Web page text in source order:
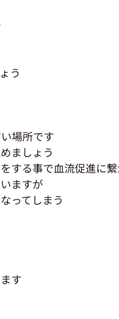
う
場所です
ましょう
する事で血流促進に
ますが
ってしまう
す